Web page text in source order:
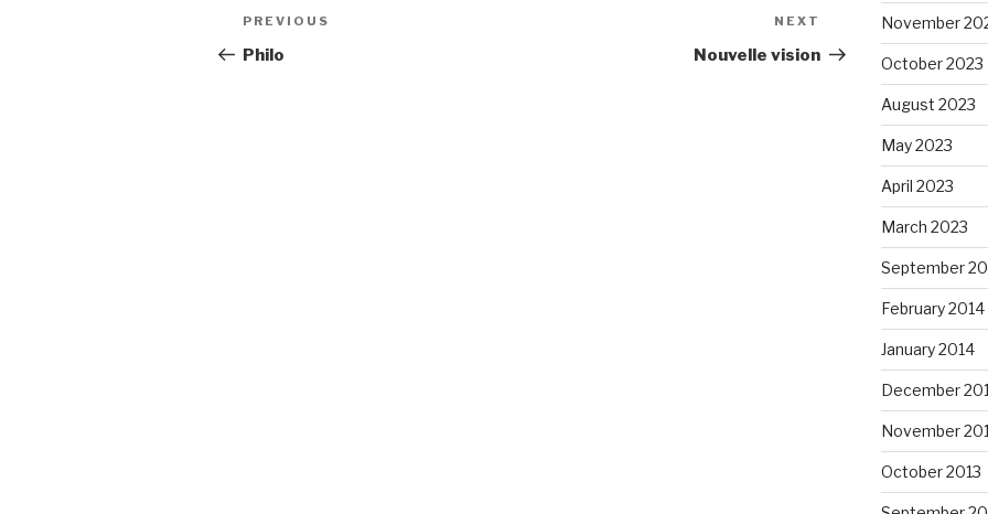
Post
navigation
Previous
Post
PREVIOUS
Philo
Post
NEXT
Nouvelle vision
November
October 2023
August 2023
May 2023
April 2023
March 2023
September
February 2014
January 2014
December
November
October 2013